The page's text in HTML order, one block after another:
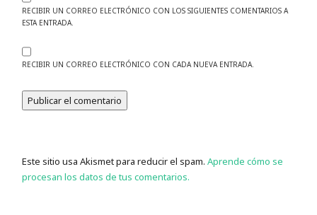
RECIBIR UN CORREO ELECTRÓNICO CON LOS SIGUIENTES COMENTARIOS A
ESTA ENTRADA.
RECIBIR UN CORREO ELECTRÓNICO CON CADA NUEVA ENTRADA.
Este sitio usa Akismet para reducir el spam.Aprende cómo se
procesan los datos de tus comentarios.